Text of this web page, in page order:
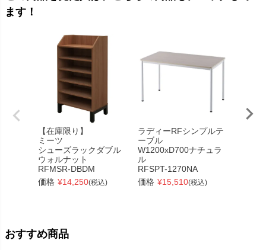
ます！
【在庫限り】
ミーツ
シューズラックダブル
ウォルナット
RFMSR-DBDM
価格 ¥14,250(税込)
ラディーRFシンプルテ
ーブル
W1200xD700ナチュラ
ル
RFSPT-1270NA
価格 ¥15,510(税込)
おすすめ商品